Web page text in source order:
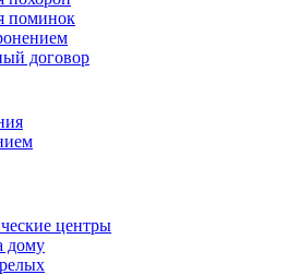
поминок
договор
центры
дому